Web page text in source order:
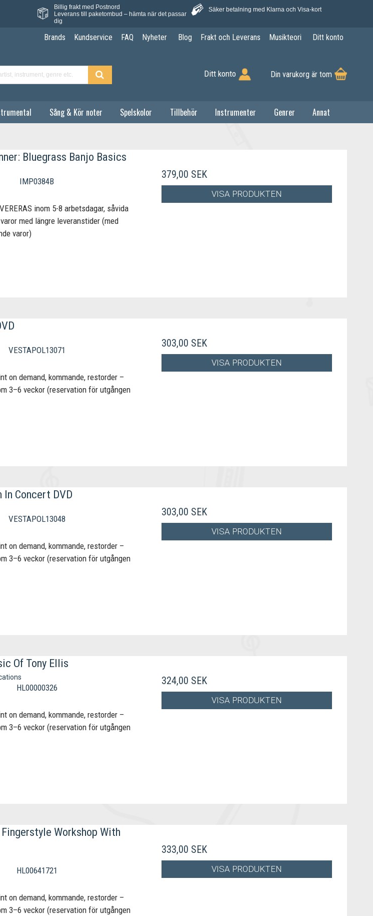
Billig frakt med Postnord
Leverans till paketombud – hämta när det passar
dig
Säker betalning med Klarna och Visa-kort
Brands Kundservice FAQ Nyheter Blog Frakt och Leverans Musikteori Ditt konto
Ditt konto Din varukorg är tom
Sång & Kör noter Spelskolor Tillbehör Instrumenter Genrer Annat
Bluegrass Banjo Basics
IMP0384B
inom 5-8 arbetsdagar, såvida
med längre leveranstider (med
varor)
379,00 SEK
VISA PRODUKTEN
VESTAPOL13071
on demand, kommande, restorder –
3–6 veckor (reservation för utgången
303,00 SEK
VISA PRODUKTEN
In Concert DVD
VESTAPOL13048
on demand, kommande, restorder –
3–6 veckor (reservation för utgången
303,00 SEK
VISA PRODUKTEN
Of Tony Ellis
HL00000326
on demand, kommande, restorder –
3–6 veckor (reservation för utgången
324,00 SEK
VISA PRODUKTEN
Workshop With
HL00641721
on demand, kommande, restorder –
3–6 veckor (reservation för utgången
333,00 SEK
VISA PRODUKTEN